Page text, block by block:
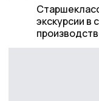
экскурсии в